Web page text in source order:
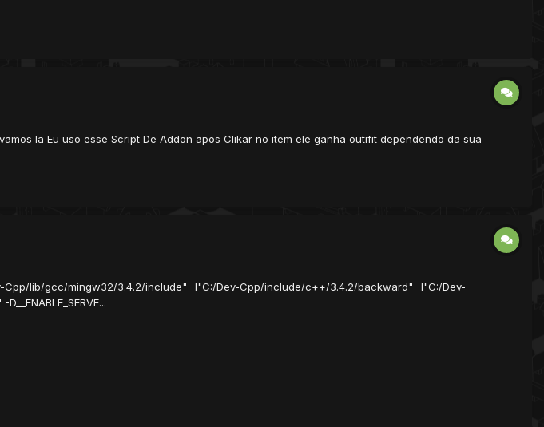
la Eu uso esse Script De Addon apos Clikar no item ele ganha outifit dependendo da sua
lib/gcc/mingw32/3.4.2/include" -I"C:/Dev-Cpp/include/c++/3.4.2/backward" -I"C:/Dev-